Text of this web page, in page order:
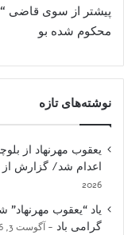
محکوم شده بو
نوشته‌های تازه
یعقوب مهرنهاد از
اعدام شد/ گزارش از
2026
یاد “یعقوب
گرامی باد
آگوست 3, 2026